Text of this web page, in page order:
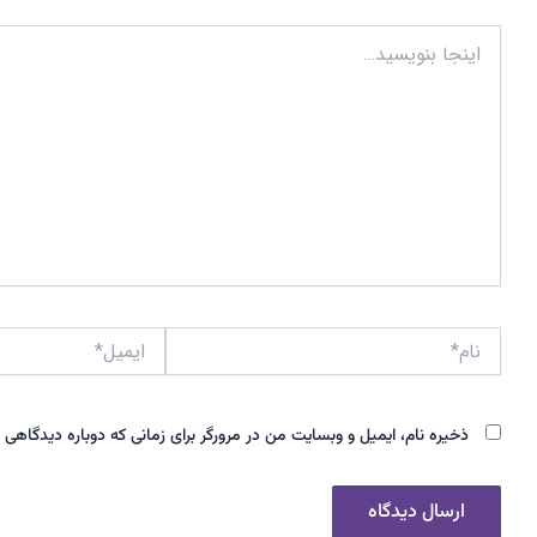
بنویسید…
ایمیل*
ذخیره نام، ایمیل و وبسایت من در مرورگر برای زمانی که دوباره